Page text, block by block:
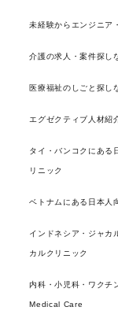
未経験からエンジニア
介護の求人・案件探し
医療福祉のしごと探し
エグゼクティブ人材紹
タイ・バンコクにある
リニック
ベトナムにある日本人
インドネシア・ジャカ
カルクリニック
内科・小児科・ワクチ
Medical Care